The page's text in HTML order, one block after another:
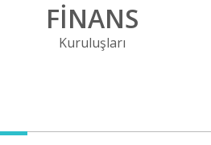
FİNANS
Kuruluşları